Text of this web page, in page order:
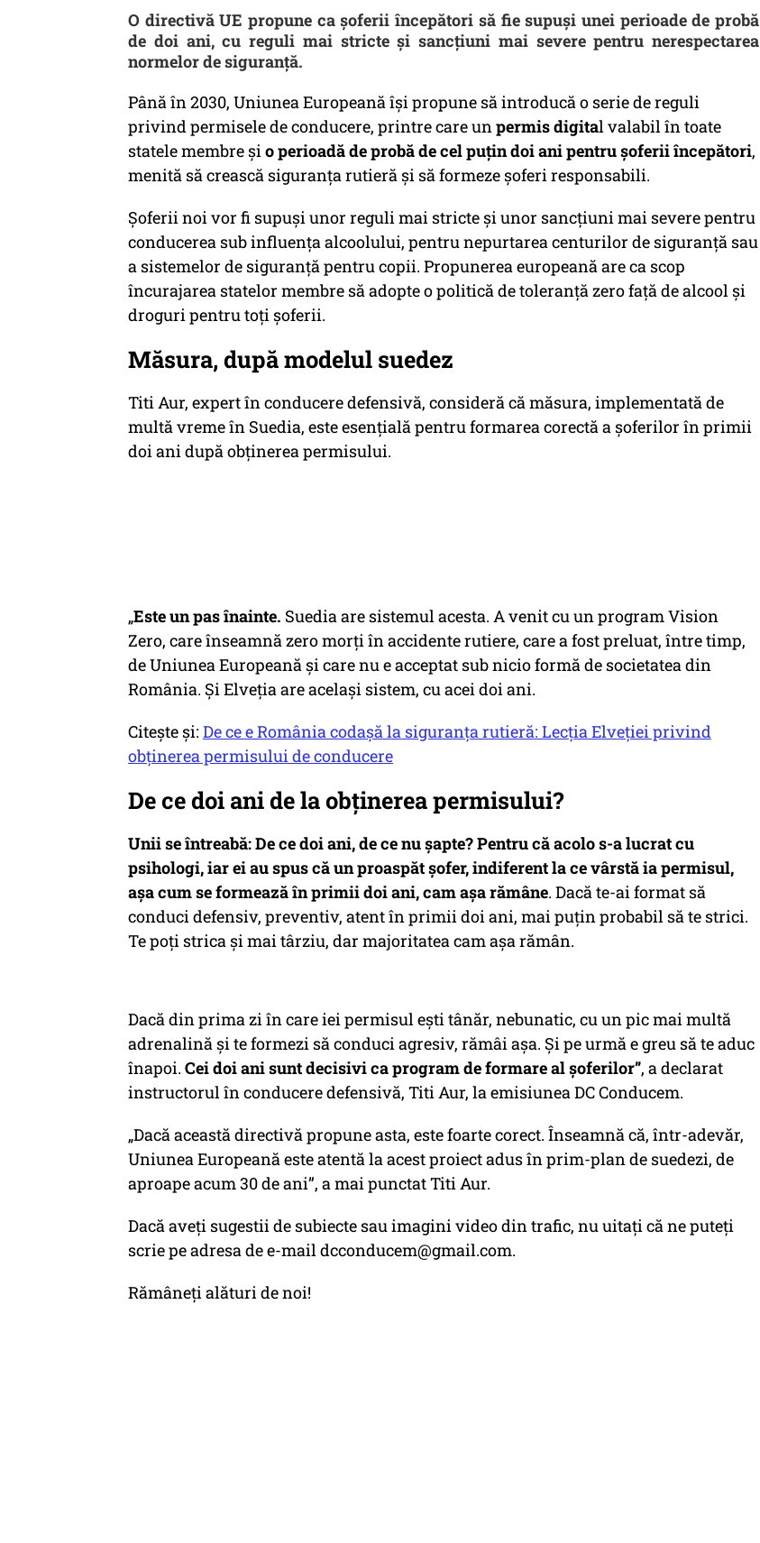
O directivă UE propune ca șoferii începători să fie supuși unei perioade de probă
de doi ani, cu reguli mai stricte și sancțiuni mai severe pentru nerespectarea
normelor de siguranță.
Până în 2030, Uniunea Europeană își propune să introducă o serie de reguli
privind permisele de conducere, printre care unpermis digital valabil în toate
statele membre șio perioadă de probă de cel puțin doi ani pentru șoferii începători,
menită să crească siguranța rutieră și să formeze șoferi responsabili.
Șoferii noi vor fi supuși unor reguli mai stricte și unor sancțiuni mai severe pentru
conducerea sub influența alcoolului, pentru nepurtarea centurilor de siguranță sau
a sistemelor de siguranță pentru copii. Propunerea europeană are ca scop
încurajarea statelor membre să adopte o politică de toleranță zero față de alcool și
droguri pentru toți șoferii.
Măsura, după modelul suedez
Titi Aur, expert în conducere defensivă, consideră că măsura, implementată de
multă vreme în Suedia, este esențială pentru formarea corectă a șoferilor în primii
doi ani după obținerea permisului.
„Este un pas înainte. Suedia are sistemul acesta. A venit cu un program Vision
Zero, care înseamnă zero morți în accidente rutiere, care a fost preluat, între timp,
de Uniunea Europeană și care nu e acceptat sub nicio formă de societatea din
România. Și Elveția are același sistem, cu acei doi ani.
Citește și: De ce e România codașă la siguranța rutieră: Lecția Elveției privind
obținerea permisului de conducere
De ce doi ani de la obținerea permisului?
Unii se întreabă: De ce doi ani, de ce nu șapte? Pentru că acolo s-a lucrat cu
psihologi, iar ei au spus că un proaspăt șofer, indiferent la ce vârstă ia permisul,
așa cum se formează în primii doi ani, cam așa rămâne. Dacă te-ai format să
conduci defensiv, preventiv, atent în primii doi ani, mai puțin probabil să te strici.
Te poți strica și mai târziu, dar majoritatea cam așa rămân.
Dacă din prima zi în care iei permisul ești tânăr, nebunatic, cu un pic mai multă
adrenalină și te formezi să conduci agresiv, rămâi așa. Și pe urmă e greu să te aduc
înapoi. Cei doi ani sunt decisivi ca program de formare al șoferilor”, a declarat
instructorul în conducere defensivă, Titi Aur, la emisiuneaDC Conducem.
„Dacă această directivă propune asta, este foarte corect. Înseamnă că, într-adevăr,
Uniunea Europeană este atentă la acest proiect adus în prim-plan de suedezi, de
aproape acum 30 de ani”, a mai punctat Titi Aur.
Dacă aveți sugestii de subiecte sau imagini video din trafic, nu uitați că ne puteți
scrie pe adresa de e-mail dcconducem@gmail.com.
Rămâneți alături de noi!